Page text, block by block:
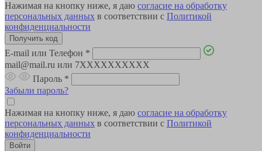
Нажимая на кнопку ниже, я даю согласие на обработку
персональных данных в соответствии с Политикой
конфиденциальности
E-mail или Телефон *
mail@mail.ru или 7XXXXXXXXXX
Пароль *
Забыли пароль?
Нажимая на кнопку ниже, я даю согласие на обработку
персональных данных в соответствии с Политикой
конфиденциальности